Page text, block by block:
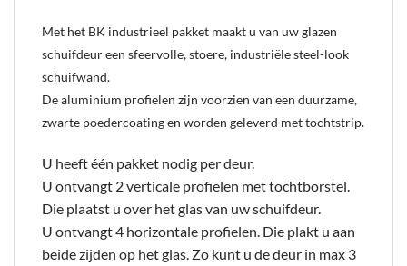
Met het BK industrieel pakket maakt u van uw glazen
schuifdeur een sfeervolle, stoere, industriële steel-look
schuifwand.
De aluminium profielen zijn voorzien van een duurzame,
zwarte poedercoating en worden geleverd met tochtstrip.
U heeft één pakket nodig per deur.
U ontvangt 2 verticale profielen met tochtborstel.
Die plaatst u over het glas van uw schuifdeur.
U ontvangt 4 horizontale profielen. Die plakt u aan
beide zijden op het glas. Zo kunt u de deur in max 3